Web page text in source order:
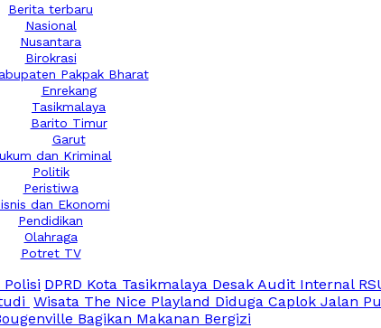
Berita terbaru
Nasional
Nusantara
Birokrasi
Pakpak Bharat
Enrekang
Tasikmalaya
Barito Timur
Garut
dan Kriminal
Politik
Peristiwa
dan Ekonomi
Pendidikan
Olahraga
Potret TV
DPRD Kota Tasikmalaya Desak Audit Internal
Wisata The Nice Playland Diduga Caplok Jalan
Bagikan Makanan Bergizi